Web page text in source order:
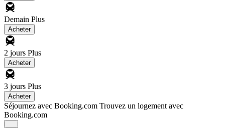
Demain Plus
Acheter
2 jours Plus
Acheter
3 jours Plus
Acheter
Séjournez avec Booking.com Trouvez un logement avec
Booking.com